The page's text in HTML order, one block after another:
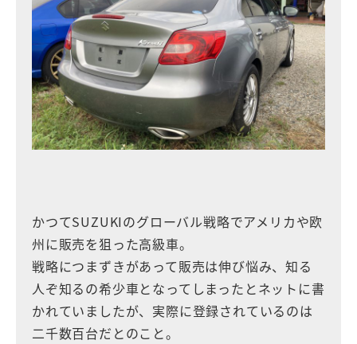
かつてSUZUKIのグローバル戦略でアメリカや欧
州に販売を狙った高級車。
戦略につまずきがあって販売は伸び悩み、知る
人ぞ知るの希少車となってしまったとネットに書
かれていましたが、実際に登録されているのは
二千数百台だとのこと。